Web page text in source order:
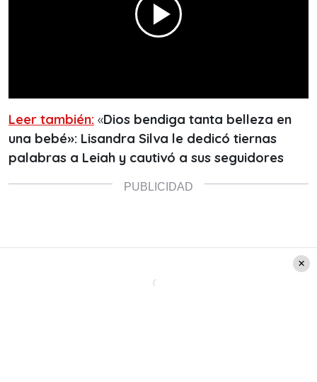
Leer también: «Dios bendiga tanta belleza en
una bebé»: Lisandra Silva le dedicó tiernas
palabras a Leiah y cautivó a sus seguidores